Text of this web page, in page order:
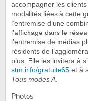
accompagner les
modalités liées à cette
l’entremise d’une
l’affichage dans le
l’entremise de médias
résidents de
plus. Elle les invitera à
stm.info/gratuite65 et à
Tous modes A.
Photos